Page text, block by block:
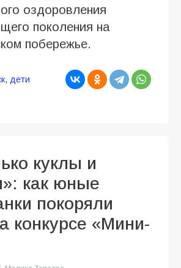
оздоровления
поколения на
побережье.
, дети
куклы и
как юные
покоряли
конкурсе «Мини-